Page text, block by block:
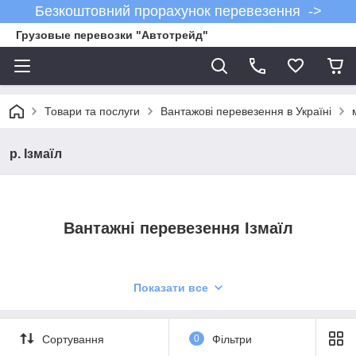
Безкоштовний прорахунок перевезення ->
Грузовые перевозки "Автотрейд"
Товари та послуги Вантажові перевезення в Україні
р. Ізмаїл
Вантажні перевезення Ізмаїл
Показати все
Сортування 0 Фільтри